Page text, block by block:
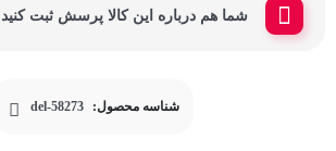
شما هم درباره این کالا پرسش ثبت کنید
شناسه محصول: del-58273